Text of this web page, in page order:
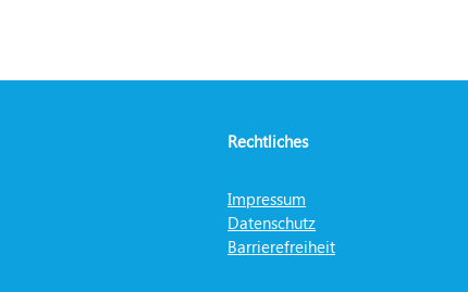
Rechtliches
Impressum
Datenschutz
Barrierefreiheit